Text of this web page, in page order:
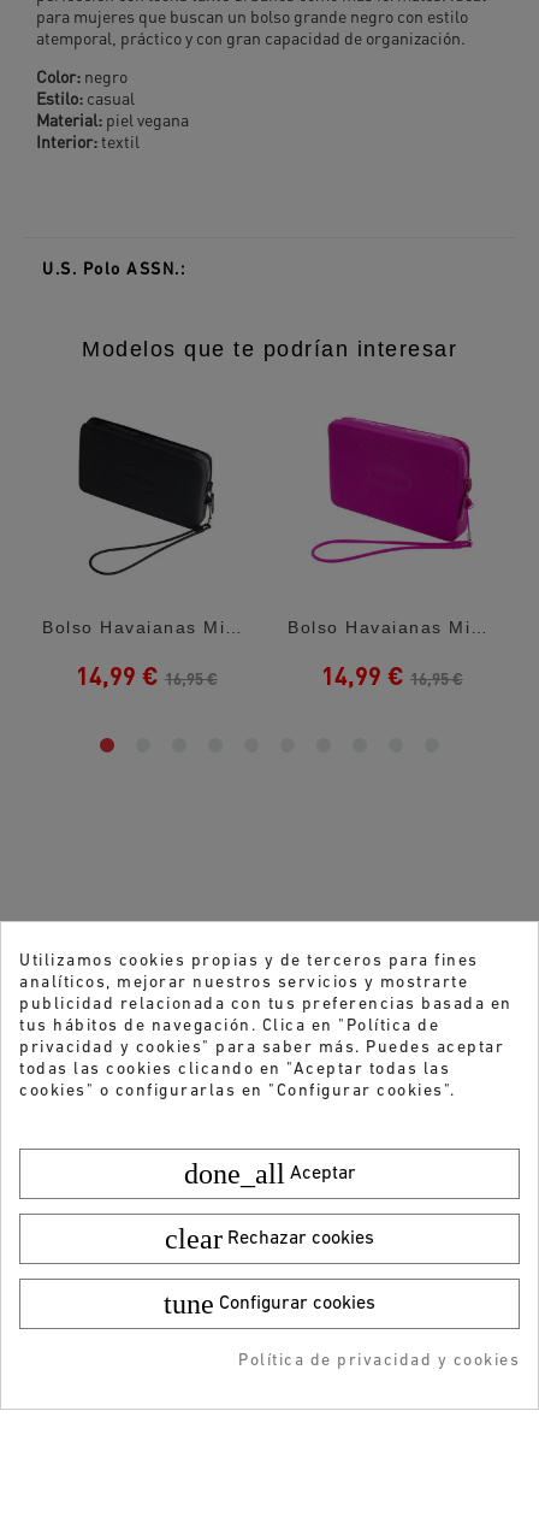
para mujeres que buscan un bolso grande negro con estilo
atemporal, práctico y con gran capacidad de organización.
Color: negro
Estilo: casual
Material: piel vegana
Interior:textil
Talla:
44,95 €
39,99 € AÑADIR AL CARRITO
RESERVAR
U.S. Polo ASSN.:
Modelos que te podrían interesar
14,99 € 16,95 € 14,99 € 16,95 €
novedades?
-5% DTO + Envío Gratis
Utilizamos cookies propias y de terceros para fines
analíticos, mejorar nuestros servicios y mostrarte
publicidad relacionada con tus preferencias basada en
tus hábitos de navegación. Clica en "Política de
privacidad y cookies" para saber más. Puedes aceptar
todas las cookies clicando en "Aceptar todas las
cookies" o configurarlas en "Configurar cookies".
done_all Aceptar
clear Rechazar cookies
tune Configurar cookies
Política de privacidad y cookies